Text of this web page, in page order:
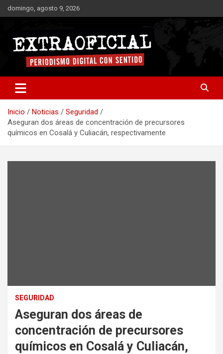
Saltar
al
domingo, agosto 9, 2026
Extraoficial
Inicio Noticias
Seguridad
Aseguran dos áreas de concentración de precursores
químicos en Cosalá y Culiacán, respectivamente
SEGURIDAD
Aseguran dos áreas de
concentración de precursores
químicos en Cosalá y Culiacán,